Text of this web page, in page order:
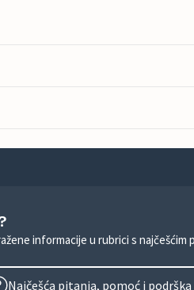
informacije u rubrici s najčešćim
Najčešća pitanja, pomoć i podrška